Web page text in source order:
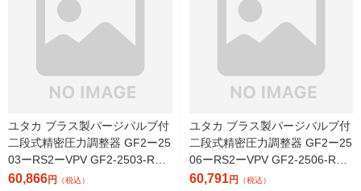
ユタカ ブラス製パージバルブ付
二段式精密圧力調整器 GF2ー25
03ーRS2ーVPV GF2-2503-RS2
-VPV 1個（直送品）
60,866円 （税込）
ユタカ ブラス製パージバルブ付
二段式精密圧力調整器 GF2ー25
06ーRS2ーVPV GF2-2506-RS2
-VPV 1個（直送品）
60,791円 （税込）